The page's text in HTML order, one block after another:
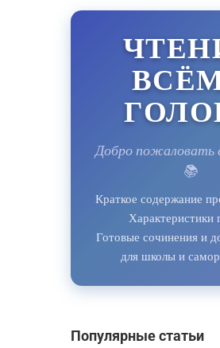
Добро пожаловать
📚
Краткое содержание
Характеристики
Готовые сочинения и
для школы и
Популярные статьи